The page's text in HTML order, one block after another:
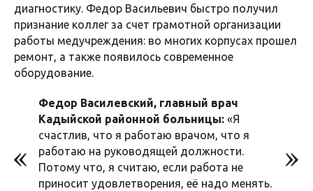
диагностику. Федор Васильевич быстро получил
признание коллег за счет грамотной организации
работы медучреждения: во многих корпусах прошел
ремонт, а также появилось современное
оборудование.
Федор Василевский, главный врач
Кадыйской районной больницы: «Я
счастлив, что я работаю врачом, что я
работаю на руководящей должности.
Потому что, я считаю, если работа не
приносит удовлетворения, её надо менять.